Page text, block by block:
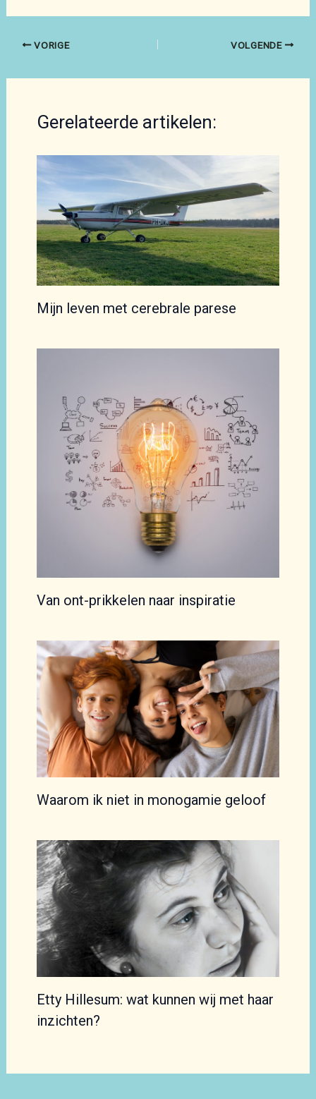
VORIGE VOLGENDE
Gerelateerde artikelen:
Mijn leven met cerebrale parese
Van ont-prikkelen naar inspiratie
Waarom ik niet in monogamie geloof
Etty Hillesum: wat kunnen wij met haar
inzichten?